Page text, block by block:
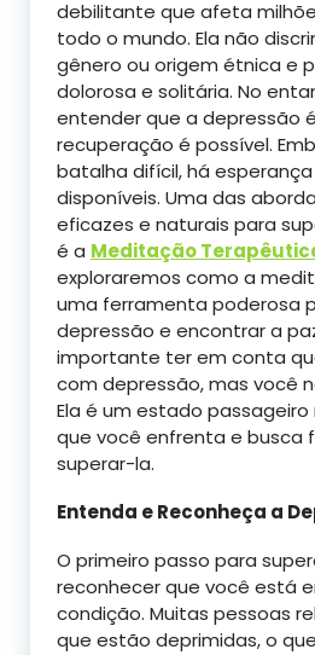
debilitante que afeta
todo o mundo. Ela não
gênero ou origem étnica e
dolorosa e solitária. No
entender que a depressão
recuperação é possível.
batalha difícil, há
disponíveis. Uma das
eficazes e naturais para
é a Meditação
exploraremos como a
uma ferramenta poderosa
depressão e encontrar a
importante ter em conta
com depressão, mas você
Ela é um estado
que você enfrenta e busca
superar-la.
Entenda e Reconheça a
O primeiro passo para
reconhecer que você está
condição. Muitas pessoas
que estão deprimidas, o